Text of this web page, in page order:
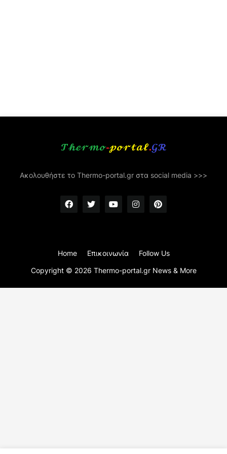
Ακολουθήστε το Thermo-portal.gr στα social media >>>
Copyright © 2026 Thermo-portal.gr News & More
Home Επικοινωνία Follow Us